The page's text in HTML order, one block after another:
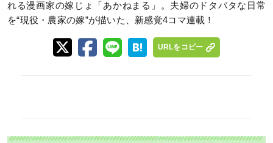
れる漫画家の嫁じょ「あかねまる」。夫婦のドタバタな日常
を“現役・農家の嫁”が描いた、新感覚4コマ連載！
URLをコピー